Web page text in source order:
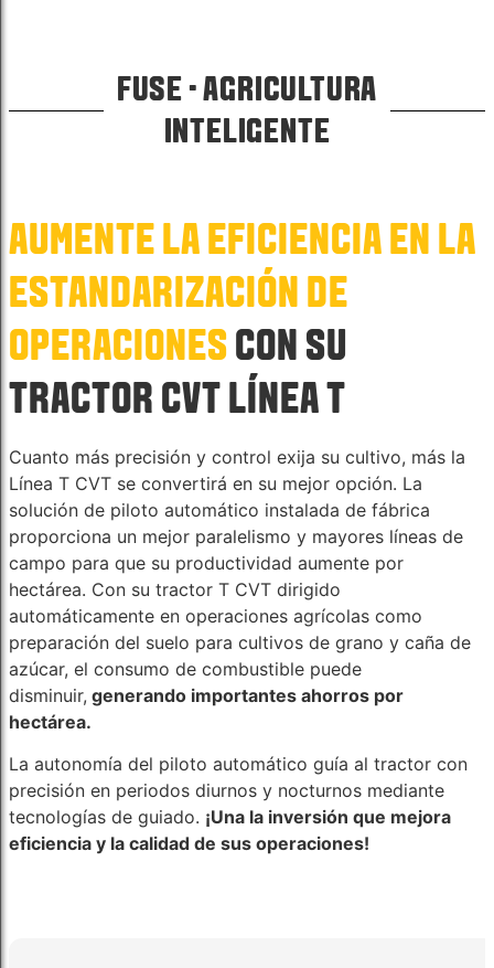
FUSE · AGRICULTURA
INTELIGENTE
AUMENTE LA EFICIENCIA EN LA
ESTANDARIZACIÓN DE
OPERACIONESCON SU
TRACTOR CVT LÍNEA T
Cuanto más precisión y control exija su cultivo, más la
Línea T CVT se convertirá en su mejor opción. La
solución de piloto automático instalada de fábrica
proporciona un mejor paralelismo y mayores líneas de
campo para que su productividad aumente por
hectárea. Con su tractor T CVT dirigido
automáticamente en operaciones agrícolas como
preparación del suelo para cultivos de grano y caña de
azúcar, el consumo de combustible puede
disminuir, generando importantes ahorros por
hectárea.
La autonomía del piloto automático guía al tractor con
precisión en periodos diurnos y nocturnos mediante
tecnologías de guiado. ¡Una la inversión que mejora
eficiencia y la calidad de sus operaciones!